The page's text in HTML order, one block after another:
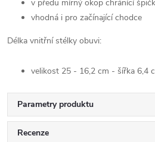
v předu mírný okop chránící
vhodná i pro začínající chodce
Délka vnitřní stélky obuvi:
velikost 25 - 16,2 cm - šířka 6,4
Parametry produktu
Recenze